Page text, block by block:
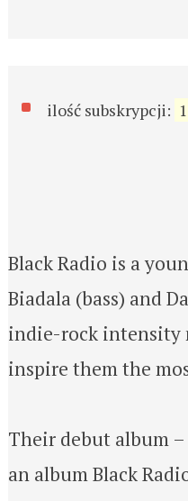
ilość subskrypcji:
Black Radio is a
Biadala (bass) and
indie-rock intensity
inspire them the
Their debut album –
an album Black